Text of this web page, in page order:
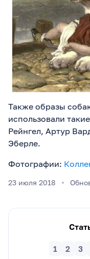
Также образы
использовали
Рейнгел, Артур
Эберле.
Фотографии:
23 июля 2018
3
2
1